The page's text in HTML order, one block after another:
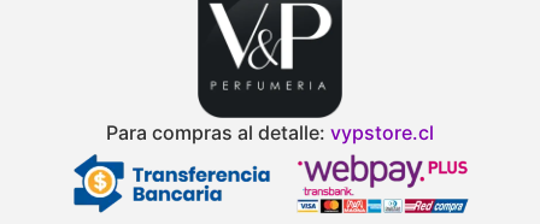
Para compras al detalle: vypstore.cl